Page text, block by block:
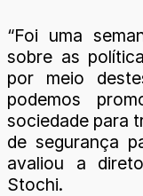
“Foi uma
sobre as
por meio
podemos
sociedade para
de segurança
avaliou a
Stochi.